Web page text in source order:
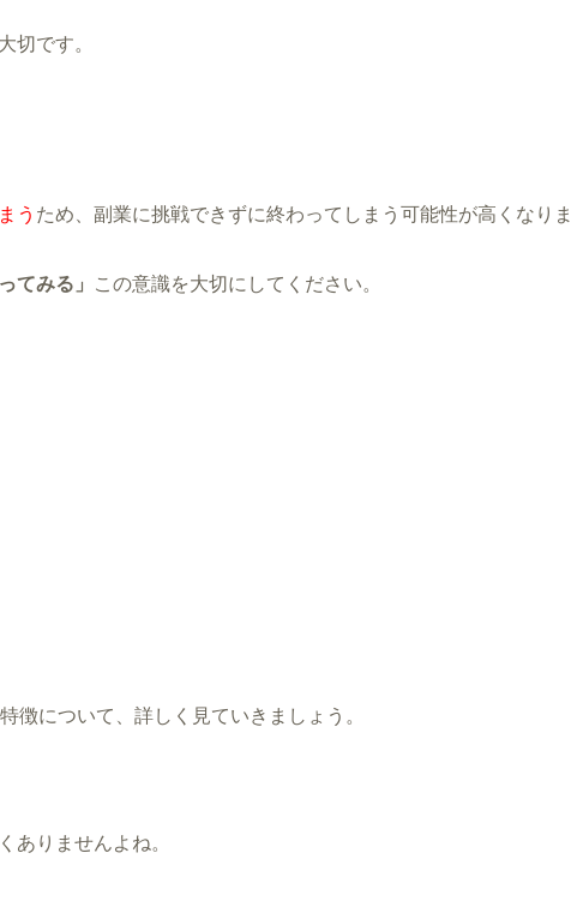
切です。
う ため、副業に挑戦できずに終わってしまう可能性が高くなりま
てみる」 この意識を大切にしてください。
徴について、詳しく見ていきましょう。
ありませんよね。